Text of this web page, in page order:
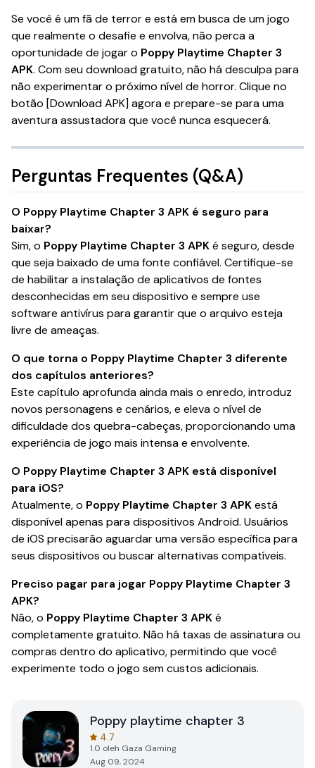
Se você é um fã de terror e está em busca de um jogo
que realmente o desafie e envolva, não perca a
oportunidade de jogar o Poppy Playtime Chapter 3
APK. Com seu download gratuito, não há desculpa para
não experimentar o próximo nível de horror. Clique no
botão [Download APK] agora e prepare-se para uma
aventura assustadora que você nunca esquecerá.
Perguntas Frequentes (Q&A)
O Poppy Playtime Chapter 3 APK é seguro para
baixar?
Sim, o Poppy Playtime Chapter 3 APKé seguro, desde
que seja baixado de uma fonte confiável. Certifique-se
de habilitar a instalação de aplicativos de fontes
desconhecidas em seu dispositivo e sempre use
software antivírus para garantir que o arquivo esteja
livre de ameaças.
O que torna o Poppy Playtime Chapter 3 diferente
dos capítulos anteriores?
Este capítulo aprofunda ainda mais o enredo, introduz
novos personagens e cenários, e eleva o nível de
dificuldade dos quebra-cabeças, proporcionando uma
experiência de jogo mais intensa e envolvente.
O Poppy Playtime Chapter 3 APK está disponível
para iOS?
Atualmente, o Poppy Playtime Chapter 3 APKestá
disponível apenas para dispositivos Android. Usuários
de iOS precisarão aguardar uma versão específica para
seus dispositivos ou buscar alternativas compatíveis.
Preciso pagar para jogar Poppy Playtime Chapter 3
APK?
Não, o Poppy Playtime Chapter 3 APKé
completamente gratuito. Não há taxas de assinatura ou
compras dentro do aplicativo, permitindo que você
experimente todo o jogo sem custos adicionais.
Poppy playtime chapter 3
4.7
1.0 oleh Gaza Gaming
Aug 09, 2024